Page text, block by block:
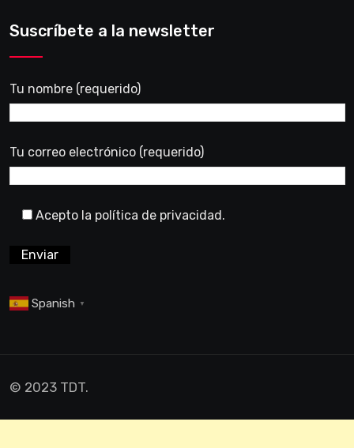
Suscríbete a la newsletter
Tu nombre (requerido)
Tu correo electrónico (requerido)
Acepto la política de privacidad.
Spanish ▼
© 2023 TDT.